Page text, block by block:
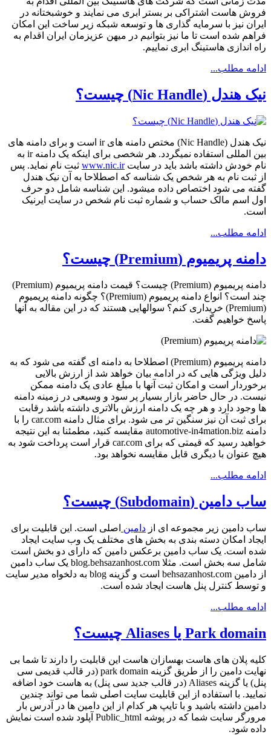
فروش هاست اشتراکی بر بستر ابری می نمایند و خوشبختانه در
ایران نیز با سرمایه گذاری ها و توسعه شبکه زیر ساخت این امکان
فراهم شده است تا ما نیز بتوانیم در میهن عزیزمان ایران اقدام به
راه اندازی هاستینگ ابری نماییم.
ادامه مطلب...
نیک هندل (Nic Handle) چیست؟
نیک هندل (Nic Handle) مختص دامنه های ir است و برای دامنه های
بین المللی استفاده نمیگردد. هر شخصی برای اینکه یک دامنه ir به
نام خودش داشته باشد باید در سایتwww.nic.ir ثبت نام نماید. پس
از ثبت نام به هر شخص یک شناسه که اصطلاحا به آن نیک هندل
گفته می شود اختصاص داده میشود. این شناسه شامل دو حرف
اول اسم مالک حساب و شماره ثبت نام شخص در سایت ایرنیک
است.
ادامه مطلب...
دامنه پریمیوم (Premium) چیست؟
دامنه پریمیوم (Premium) چیست؟ قیمت دامنه پریمیوم (Premium)
چند است؟ انواع دامنه پریمیوم (Premium)؟ چگونه دامنه پریمیوم
(Premium) خریداری کنم؟ سوالهایی هستند که در این مقاله به آنها
پاسخ خواهیم گفت.
دامنه پریمیوم (Premium) اصطلاحا به دامنه ای گفته می شود که به
دلیل ویژگی هایی که در ادامه بیان خواهد شد از ارزش بالایی
برخوردار است و امکان ثبت آنها با مبلغ عادی یک دامنه ممکن
نیست. در حال حاضر بازار بسیار پر سود و وسیعی در زمینه دامنه
ها وجود دارد و هر چه یک دامنه ارزش بالاتری داشته باشد رقابت
برای ثبت آن نیز سنگین تر می شود. برای مثال دامنه car.com را با
دامنه automotive-in4mation.biz مقایسه کنید، مطمئنا به این نتیجه
خواهید رسید که قیمتی که برای car.com قرار است پرداخت شود به
هیچ عنوان با دیگری قابل مقایسه نخواهد بود.
ادامه مطلب...
ساب دامین (Subdomain) چیست؟
ساب دامین زیر مجموعه ای از دامین اصلی است. این قابلیت برای
ایجاد امکان دسته بندی به بخش های مختلف یک وب سایت ایجاد
شده است. یک ساب دامین برعکس دامین که دارای دو بخش است
شامل سه بخش است. مثلا blog.behsazanhost.com یک ساب دامین
از دامین behsazanhost.com است و گزینه blog به دلخواه مدیر سایت
و توسط کنترل پنل هاست ایجاد شده است.
ادامه مطلب...
Park domain یا Aliases چیست؟
کلیه پلان های هاست بهسازان هاست این قابلیت را دارند تا شما بی
نهایت دامین را از طریق گزینه park domain (در قالب قدیمی سی
پنل) یا گزینه Aliases (در قالب جدید سی پنل) به هاست خود اضافه
نمایید. با استفاده از این قابلیت سایت اصلی شما می تواند چندین
دامین داشته باشید و با تایپ هر کدام از این دامین ها در آدرس بار
مرورگر سایت شما که در پوشه Public_html آپلود شده است نمایش
داده شود.